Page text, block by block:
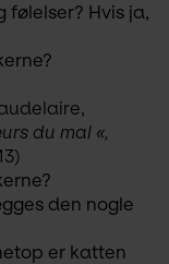
følelser? Hvis ja,
du mal «,
den nogle
er katten